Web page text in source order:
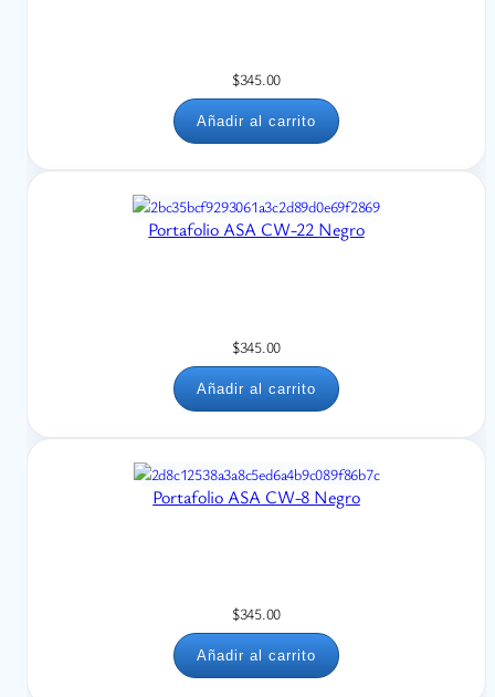
$345.00
Añadir al carrito
Portafolio ASA CW-22 Negro
$345.00
Añadir al carrito
Portafolio ASA CW-8 Negro
$345.00
Añadir al carrito